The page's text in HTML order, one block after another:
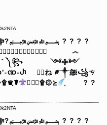
﷽?ﷻ速✺報ﷻ?﷽ ? ? ? ?
無⃟⃤⃟能⃟⃤
෴
༽꧂ ༺࿇༻
ဏ-Ⴐ 死⃢ね ༗༒ﷺ꧁ㄘ
☤♛ฺ۩۞≽
? ?
﷽?ﷻ速✺報ﷻ?﷽ ? ? ? ?